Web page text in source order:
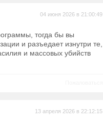
04 июня 2026 в 21:00:49
тогда бы вы
и разъедает изнутри те,
и массовых убийств
13 апреля 2026 в 22:12:15